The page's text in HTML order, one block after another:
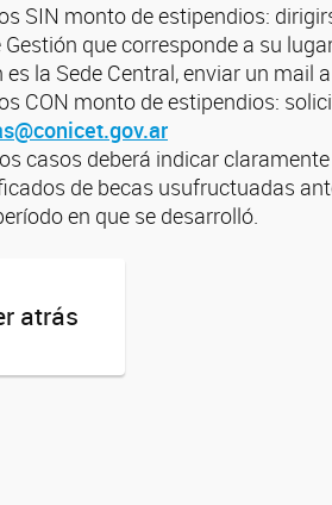
SIN monto de estipendios:
Gestión que corresponde a su
es la Sede Central, enviar un mail a
CON monto de estipendios:
casos deberá indicar
de becas usufructuadas
en que se desarrolló.
atrás